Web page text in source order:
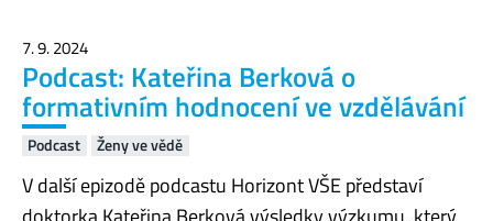
7. 9. 2024
Podcast: Kateřina Berková o
formativním hodnocení ve vzdělávání
Podcast Ženy ve vědě
V další epizodě podcastu Horizont VŠE představí